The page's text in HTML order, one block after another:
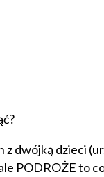
dwójką dzieci
PODROŻE to